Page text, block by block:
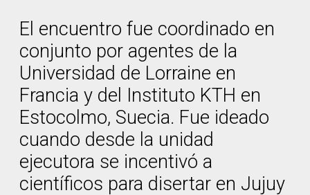
El encuentro fue coordinado en
conjunto por agentes de la
Universidad de Lorraine en
Francia y del Instituto KTH en
Estocolmo, Suecia. Fue ideado
cuando desde la unidad
ejecutora se incentivó a
científicos para disertar en Jujuy